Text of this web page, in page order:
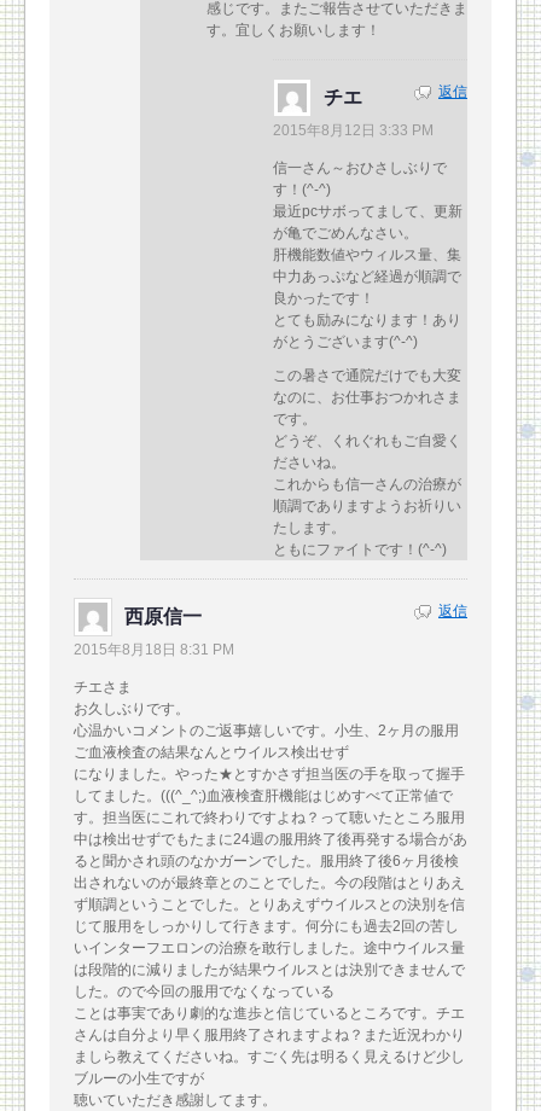
感じです。またご報告させていただきま
す。宜しくお願いします！
チエ
2015年8月12日 3:33 PM
信一さん～おひさしぶりで
す！(^-^)
最近pcサボってまして、更新
が亀でごめんなさい。
肝機能数値やウィルス量、集
中力あっぷなど経過が順調で
良かったです！
とても励みになります！あり
がとうございます(^-^)
この暑さで通院だけでも大変
なのに、お仕事おつかれさま
です。
どうぞ、くれぐれもご自愛く
ださいね。
これからも信一さんの治療が
順調でありますようお祈りい
たします。
ともにファイトです！(^-^)
返信
西原信一
2015年8月18日 8:31 PM
チエさま
お久しぶりです。
心温かいコメントのご返事嬉しいです。小生、2ヶ月の服用
ご血液検査の結果なんとウイルス検出せず
になりました。やった★とすかさず担当医の手を取って握手
してました。(((^_^;)血液検査肝機能はじめすべて正常値で
す。担当医にこれで終わりですよね？って聴いたところ服用
中は検出せずでもたまに24週の服用終了後再発する場合があ
ると聞かされ頭のなかガーンでした。服用終了後6ヶ月後検
出されないのが最終章とのことでした。今の段階はとりあえ
ず順調ということでした。とりあえずウイルスとの決別を信
じて服用をしっかりして行きます。何分にも過去2回の苦し
いインターフエロンの治療を敢行しました。途中ウイルス量
は段階的に減りましたが結果ウイルスとは決別できませんで
した。ので今回の服用でなくなっている
ことは事実であり劇的な進歩と信じているところです。チエ
さんは自分より早く服用終了されますよね？また近況わかり
ましら教えてくださいね。すごく先は明るく見えるけど少し
ブルーの小生ですが
聴いていただき感謝してます。
返信